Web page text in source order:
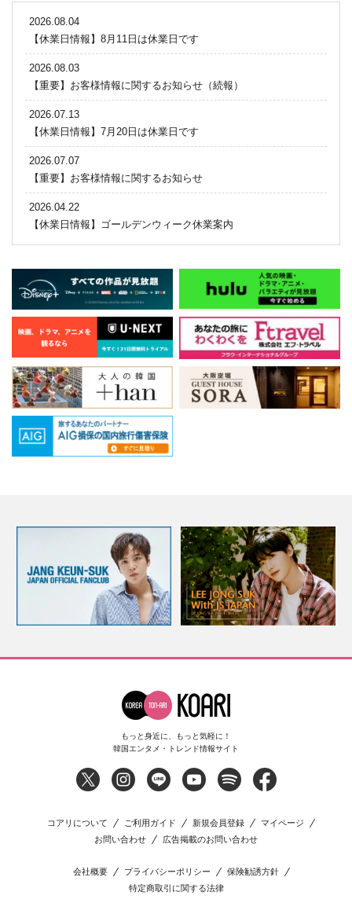
2026.08.04
【休業日情報】8月11日は休業日です
2026.08.03
【重要】お客様情報に関するお知らせ（続報）
2026.07.13
【休業日情報】7月20日は休業日です
2026.07.07
【重要】お客様情報に関するお知らせ
2026.04.22
【休業日情報】ゴールデンウィーク休業案内
もっと身近に、もっと気軽に！
韓国エンタメ・トレンド情報サイト
コアリについて ご利用ガイド 新規会員登録
マイページ
お問い合わせ
広告掲載のお問い合わせ
会社概要 プライバシーポリシー
保険勧誘方針
特定商取引に関する法律